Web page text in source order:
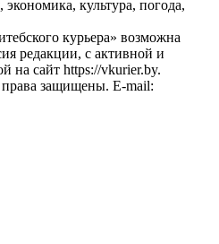
культура, погода,
курьера» возможна
редакции, с активной и
на сайт https://vkurier.by.
защищены. E-mail: